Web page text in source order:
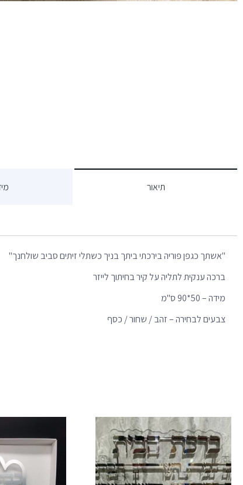
תיאור
"אשתך כגפן פוריה בירכתי ביתך בניך כשתלי זיתים סביב שולחנך"
ברכה ענקית לתליה על קיר בחיתוך לייזר
מידה – 50*90 ס"מ
צבעים לבחירה – זהב / שחור / כסף